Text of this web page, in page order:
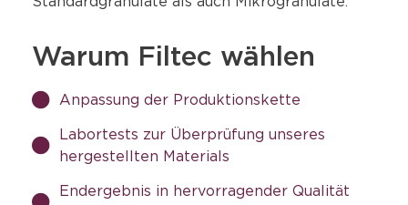
Warum Filtec wählen
Anpassung der Produktionskette
Labortests zur Überprüfung unseres
hergestellten Materials
Endergebnis in hervorragender Qualität